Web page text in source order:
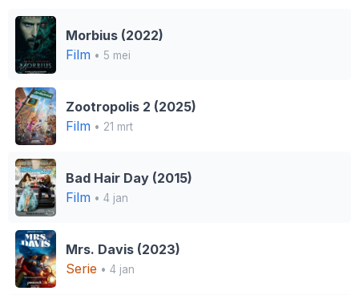
Morbius (2022)
Film • 5 mei
Zootropolis 2 (2025)
Film • 21 mrt
Bad Hair Day (2015)
Film • 4 jan
Mrs. Davis (2023)
Serie • 4 jan